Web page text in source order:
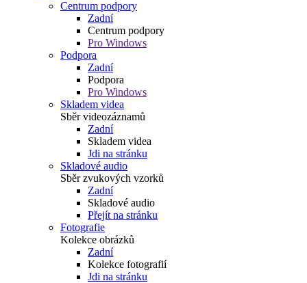
Centrum podpory
Zadní
Centrum podpory
Pro Windows
Podpora
Zadní
Podpora
Pro Windows
Skladem videa
Sběr videozáznamů
Zadní
Skladem videa
Jdi na stránku
Skladové audio
Sběr zvukových vzorků
Zadní
Skladové audio
Přejít na stránku
Fotografie
Kolekce obrázků
Zadní
Kolekce fotografií
Jdi na stránku